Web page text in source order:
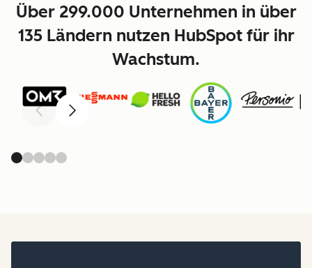
Über 299.000 Unternehmen in über
135 Ländern nutzen HubSpot für ihr
Wachstum.
ZurückWeiter